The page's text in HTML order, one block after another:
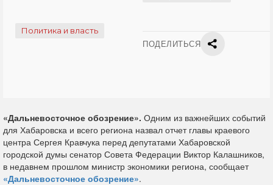
Политика и власть
ПОДЕЛИТЬСЯ
«Дальневосточное обозрение». Одним из важнейших событий
для Хабаровска и всего региона назвал отчет главы краевого
центра Сергея Кравчука перед депутатами Хабаровской
городской думы сенатор Совета Федерации Виктор Калашников,
в недавнем прошлом министр экономики региона, сообщает
«Дальневосточное обозрение».